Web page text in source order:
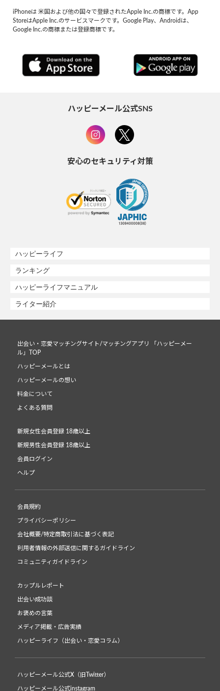
iPhoneは 米国および他の国々で登録されたApple Inc.の商標です。App
StoreはApple Inc.のサービスマークです。Google Play、Androidは、
Google Inc.の商標または登録商標です。
ハッピーメール公式SNS
安心のセキュリティ対策
ハッピーライフ
ランキング
ハッピーライフマニュアル
ライター紹介
出会い・恋愛マッチングサイト/マッチングアプリ 「ハッピーメー
ル」TOP
ハッピーメールとは
ハッピーメールの想い
料金について
よくある質問
新規女性会員登録 18歳以上
新規男性会員登録 18歳以上
会員ログイン
ヘルプ
会員規約
プライバシーポリシー
会社概要/特定商取引法に基づく表記
利用者情報の外部送信に関するガイドライン
コミュニティガイドライン
カップルレポート
出会い成功談
お褒めの言葉
メディア掲載・広告実績
ハッピーライフ（出会い・恋愛コラム）
ハッピーメール公式X（旧Twitter）
ハッピーメール公式instagram